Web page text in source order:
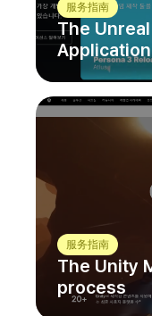
服务指南
The
服务指南
The Unity
process